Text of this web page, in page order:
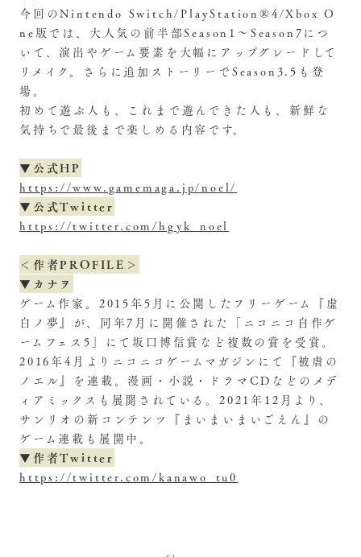
今回のNintendo Switch/PlayStation®4/Xbox O
ne版では、大人気の前半部Season1～Season7につ
いて、演出やゲーム要素を大幅にアップグレードして
リメイク。さらに追加ストーリーでSeason3.5も登
場。
初めて遊ぶ人も、これまで遊んできた人も、新鮮な
気持ちで最後まで楽しめる内容です。
▼公式HP
https://www.gamemaga.jp/noel/
▼公式Twitter
https://twitter.com/hgyk_noel
＜作者PROFILE＞
▼カナヲ
ゲーム作家。2015年5月に公開したフリーゲーム『虚
白ノ夢』が、同年7月に開催された「ニコニコ自作ゲ
ームフェス5」にて坂口博信賞など複数の賞を受賞。
2016年4月よりニコニコゲームマガジンにて『被虐の
ノエル』を連載。漫画・小説・ドラマCDなどのメデ
ィアミックスも展開されている。2021年12月より、
サンリオの新コンテンツ『まいまいまいごえん』の
ゲーム連載も展開中。
▼作者Twitter
https://twitter.com/kanawo_tu0